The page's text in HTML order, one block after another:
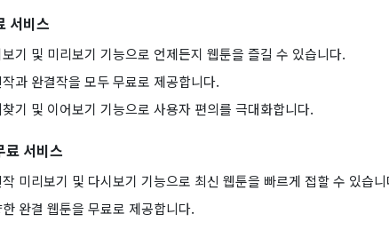
서비스
보기 및 미리보기 기능으로 언제든지 웹툰을 즐길 수 있습니다.
과 완결작을 모두 무료로 제공합니다.
기 및 이어보기 기능으로 사용자 편의를 극대화합니다.
료 서비스
작 미리보기 및 다시보기 기능으로 최신 웹툰을 빠르게 접할 수 있습니
완결 웹툰을 무료로 제공합니다.